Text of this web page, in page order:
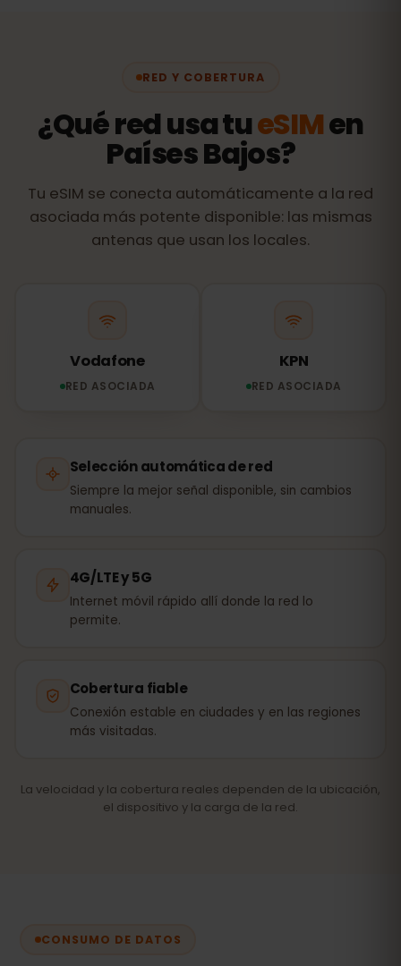
RED Y COBERTURA
¿Qué red usa tueSIMen
Países Bajos?
Tu eSIM se conecta automáticamente a la red
asociada más potente disponible: las mismas
antenas que usan los locales.
Vodafone
RED ASOCIADA
KPN
RED ASOCIADA
Selección automática de red
Siempre la mejor señal disponible, sin cambios
manuales.
4G/LTE y 5G
Internet móvil rápido allí donde la red lo
permite.
Cobertura fiable
Conexión estable en ciudades y en las regiones
más visitadas.
La velocidad y la cobertura reales dependen de la ubicación,
el dispositivo y la carga de la red.
CONSUMO DE DATOS